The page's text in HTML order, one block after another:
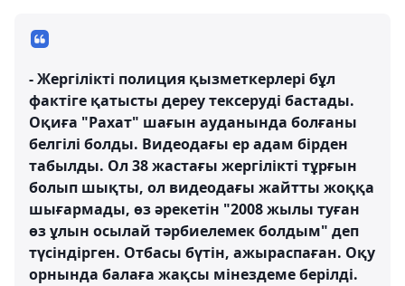
- Жергілікті полиция қызметкерлері бұл
фактіге қатысты дереу тексеруді бастады.
Оқиға "Рахат" шағын ауданында болғаны
белгілі болды. Видеодағы ер адам бірден
табылды. Ол 38 жастағы жергілікті тұрғын
болып шықты, ол видеодағы жайтты жоққа
шығармады, өз әрекетін "2008 жылы туған
өз ұлын осылай тәрбиелемек болдым" деп
түсіндірген. Отбасы бүтін, ажыраспаған. Оқу
орнында балаға жақсы мінездеме берілді.